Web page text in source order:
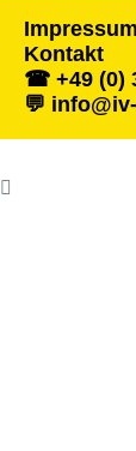
Kontakt
☎ +49 (0)
💬